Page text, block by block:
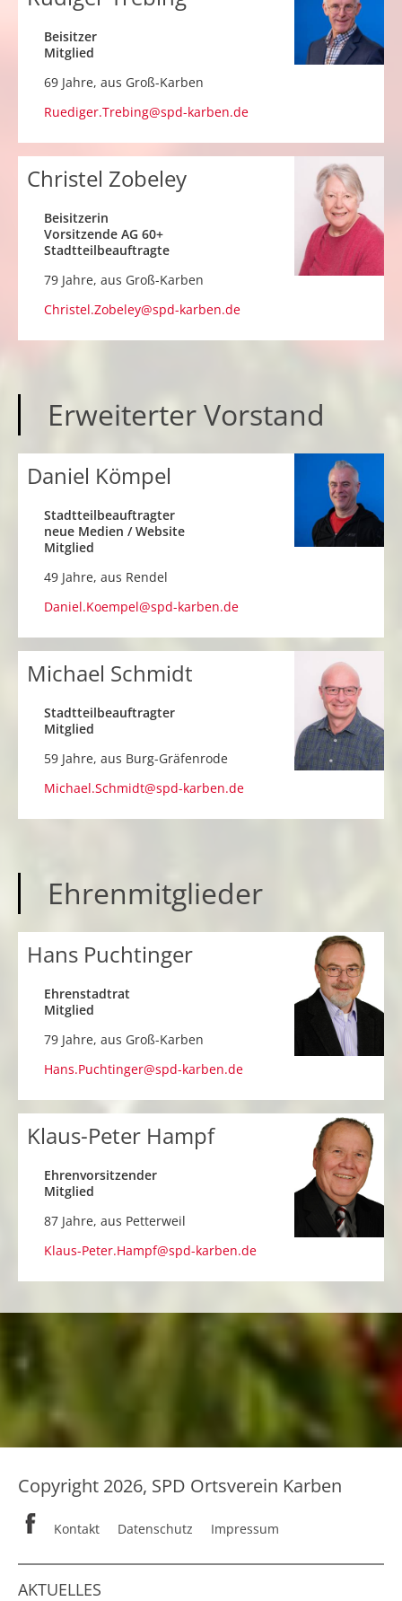
Beisitzer
Mitglied
69 Jahre, aus Groß-Karben
Ruediger.Trebing@spd-karben.de
Christel Zobeley
Beisitzerin
Vorsitzende AG 60+
Stadtteilbeauftragte
79 Jahre, aus Groß-Karben
Christel.Zobeley@spd-karben.de
Erweiterter Vorstand
Daniel Kömpel
Stadtteilbeauftragter
neue Medien / Website
Mitglied
49 Jahre, aus Rendel
Daniel.Koempel@spd-karben.de
Michael Schmidt
Stadtteilbeauftragter
Mitglied
59 Jahre, aus Burg-Gräfenrode
Michael.Schmidt@spd-karben.de
Ehrenmitglieder
Hans Puchtinger
Ehrenstadtrat
Mitglied
79 Jahre, aus Groß-Karben
Hans.Puchtinger@spd-karben.de
Klaus-Peter Hampf
Ehrenvorsitzender
Mitglied
87 Jahre, aus Petterweil
Klaus-Peter.Hampf@spd-karben.de
Copyright 2026, SPD Ortsverein Karben
Kontakt Datenschutz Impressum
AKTUELLES